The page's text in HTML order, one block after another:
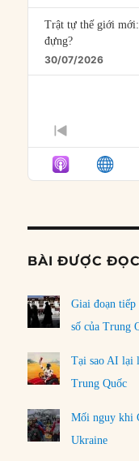
Trật tự thế giới
đựng?
30/07/2026
PREVIOUS
EPISODE
BÀI ĐƯỢC
Giai đoạn tiếp
số của Trung
Tại sao AI lại
Trung Quốc
Mối nguy khi
Ukraine